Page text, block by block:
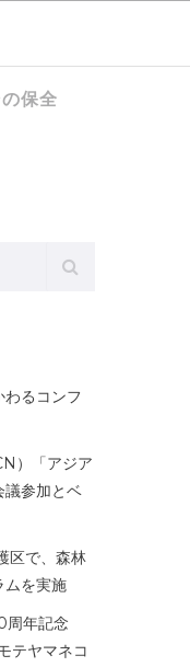
保全
るコンフ
）「アジア
議参加とベ
区で、森林
ムを実施
周年記念
テヤマネコ